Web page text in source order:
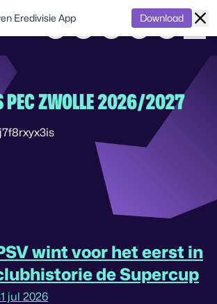
PEC ZWOLLE 2026/2027
wint voor het eerst in
de Supercup
jul 2026
Eredivisie App Download